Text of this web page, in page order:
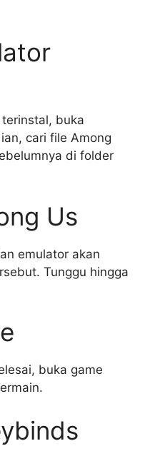
buka
cari file Among
di folder
Us
emulator akan
Tunggu hingga
buka game